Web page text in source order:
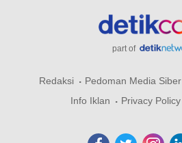
part of
Redaksi Pedoman Media Siber
Info Iklan
Privacy Policy